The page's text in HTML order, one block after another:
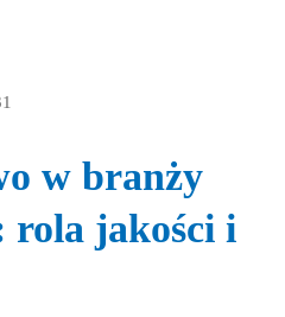
w branży
rola jakości i